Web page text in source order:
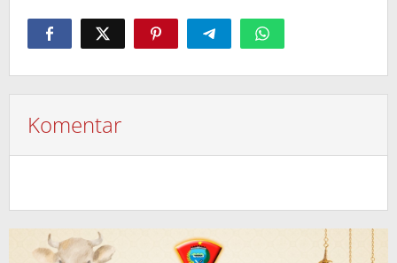
Komentar